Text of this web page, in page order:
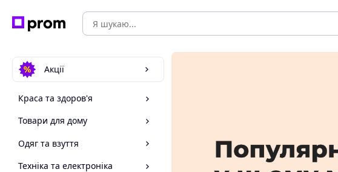
Акції
Краса та здоров'я
Товари для дому
Одяг та взуття
Техніка та електроніка